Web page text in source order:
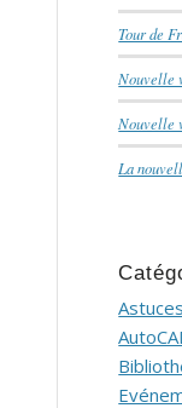
Tour de
Nouvelle
Nouvelle
La
Astuces